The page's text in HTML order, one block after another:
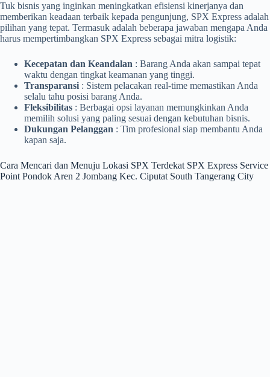
Tuk bisnis yang inginkan meningkatkan efisiensi kinerjanya dan
memberikan keadaan terbaik kepada pengunjung, SPX Express adalah
pilihan yang tepat. Termasuk adalah beberapa jawaban mengapa Anda
harus mempertimbangkan SPX Express sebagai mitra logistik:
Kecepatan dan Keandalan : Barang Anda akan sampai tepat
waktu dengan tingkat keamanan yang tinggi.
Transparansi : Sistem pelacakan real-time memastikan Anda
selalu tahu posisi barang Anda.
Fleksibilitas : Berbagai opsi layanan memungkinkan Anda
memilih solusi yang paling sesuai dengan kebutuhan bisnis.
Dukungan Pelanggan : Tim profesional siap membantu Anda
kapan saja.
Cara Mencari dan Menuju Lokasi SPX Terdekat SPX Express Service
Point Pondok Aren 2 Jombang Kec. Ciputat South Tangerang City